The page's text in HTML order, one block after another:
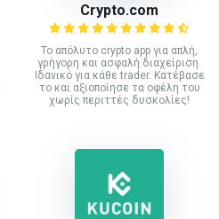
Crypto.com
Το απόλυτο crypto app για απλή,
γρήγορη και ασφαλή διαχείριση.
Ιδανικό για κάθε trader. Κατέβασε
το και αξιοποίησε τα οφέλη του
χωρίς περιττές δυσκολίες!